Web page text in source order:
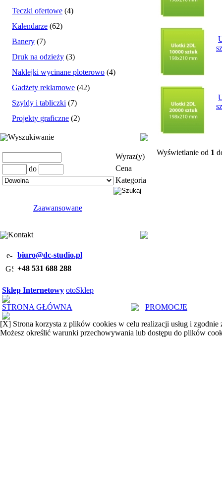
Teczki ofertowe (4)
Kalendarze (62)
Banery (7)
Druk na odzieży (3)
Naklejki wycinane ploterowo (4)
Gadżety reklamowe (42)
Szyldy i tabliczki (7)
Projekty graficzne (2)
Wyszukiwanie
Wyraz(y)
do
Cena
Kategoria
Zaawansowane
Kontakt
biuro@dc-studio.pl
+48 531 688 288
Wyświetlanie od 1
Sklep Internetowy otoSklep
STRONA GŁÓWNA
PROMOCJE
[X] Strona korzysta z plików cookies w celu realizacji usług i zgodnie
Możesz określić warunki przechowywania lub dostępu do plików